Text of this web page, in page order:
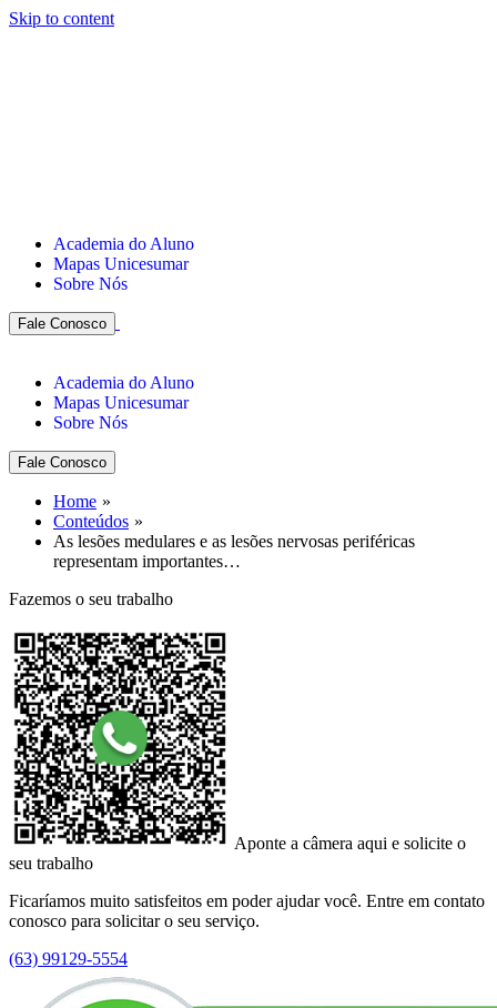
Skip to content
Academia do Aluno
Mapas Unicesumar
Sobre Nós
Fale Conosco
Academia do Aluno
Mapas Unicesumar
Sobre Nós
Fale Conosco
Home
Conteúdos
As lesões medulares e as lesões nervosas periféricas
representam importantes…
Fazemos o seu trabalho
Aponte a câmera aqui e solicite o
seu trabalho
Ficaríamos muito satisfeitos em poder ajudar você. Entre em contato
conosco para solicitar o seu serviço.
(63) 99129-5554